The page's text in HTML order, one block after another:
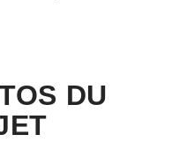
DU